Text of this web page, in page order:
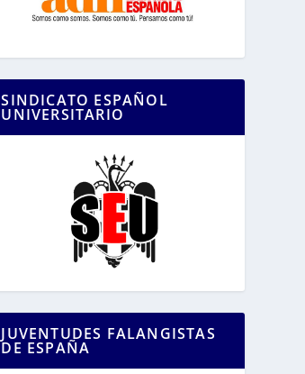
SINDICATO ESPAÑOL
UNIVERSITARIO
JUVENTUDES FALANGISTAS
DE ESPAÑA